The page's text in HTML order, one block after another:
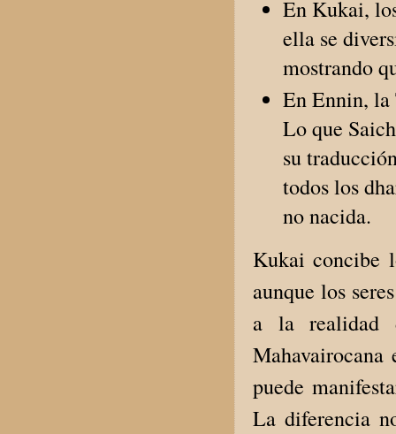
En Kukai,
ella se
mostrando
En Ennin, la
Lo que
su
todos los
no nacida.
Kukai concibe
aunque los
a la realidad
puede
La diferencia